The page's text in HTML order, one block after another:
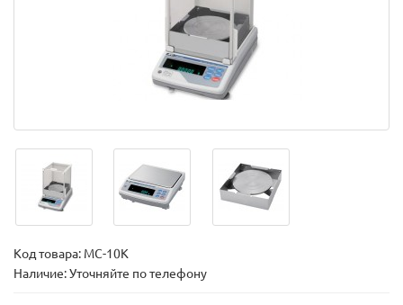
Код товара: MC-10K
Наличие: Уточняйте по телефону